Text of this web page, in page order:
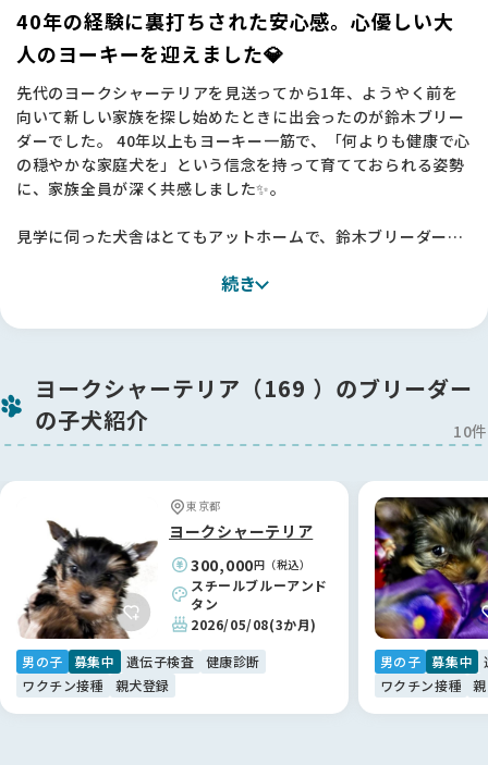
【BreederFamiliesへ】
今回、鈴木ブリーダーとの素晴らしいご縁を繋いでくださった
のは、間違いなくBreederFamiliesさんのおかげです。
単なる仲介サイトではなく、10％という厳しい審査基準を設け
て「動物福祉」に真正面から取り組む姿勢に深く共感し、ここ
なら信頼できると確信して一歩を踏み出すことができました。
代表の吉村さんが発信されているメッセージからも、命を扱う
ことへの覚悟と誠実さが伝わり、見学時の相談や当日のお立ち
会いを含め、終始あたたかなサポートに支えられました。
日本も諸外国のように、動物たちに優しい国になってほしい。
そんな願いを形にしようとしているBFさんの活動を、これから
も心から応援しています。素敵な出会いを本当にありがとうご
40年の経験に裏打ちされた安心感。心優しい大
人のヨーキーを迎えました💎
先代のヨークシャーテリアを見送ってから1年、ようやく前を
向いて新しい家族を探し始めたときに出会ったのが鈴木ブリー
ダーでした。 40年以上もヨーキー一筋で、「何よりも健康で心
の穏やかな家庭犬を」という信念を持って育てておられる姿勢
に、家族全員が深く共感しました✨。
見学に伺った犬舎はとてもアットホームで、鈴木ブリーダーが
くしている姿に大きな安心感を覚えました🏠
も決め手の一つです。
今回は子犬ではなく、落ち着いた「少し大人の子」を迎えるこ
とにしましたが、その落ち着いた品のある佇まいに家族4人満
場一致で「この子だ！」と確信しました🐶
ダーから具体的で的確なアドバイスをいただき、今ではすっか
り家族に溶け込んでいます。お迎えして終わりではなく、いつ
でも相談できるプロフェッショナルが後ろにいてくださること
は、何物にも代えがたい安心感です。鈴木さん、本当にありが
とうございました！✨
【BreederFamiliesへ】
命の背景まで考えたい方に。真の「優良」が見える場所です🕊️
「自分の迎え方が、ワンちゃんの不幸につながらないようにし
続き
ヨークシャーテリア（169 ）のブリーダー
の子犬紹介
10件
東京都
ヨークシャーテリア
300,000円（税込）
スチールブルーアンド
タン
2026/05/08(3か月)
男の子 募集中 遺伝子検査
健康診断
ワクチン接種
親犬登録
男の子 募集中
ワクチン接種